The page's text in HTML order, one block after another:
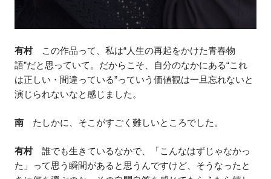
有村この作品って、私は“人生の再起をかけた青春物
語”だと思っていて。だからこそ、自分のなかにある“これ
は正しい・間違っている”っていう価値観は一旦忘れないと
演じられないなと感じました。
南 たしかに、そこがすごく難しいところでした。
有村誰でも生きているなかで、「こんなはずじゃなかっ
た」って思う瞬間があると思うんですけど、そうなったと